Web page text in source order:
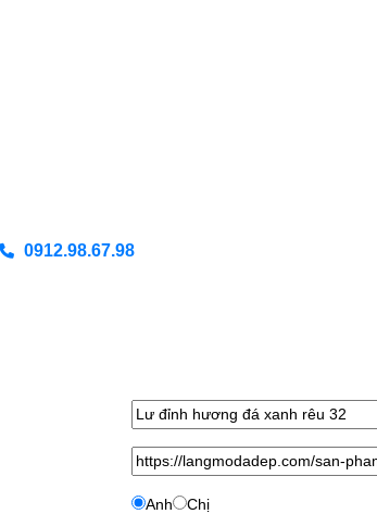
0912.98.67.98
Anh Chị